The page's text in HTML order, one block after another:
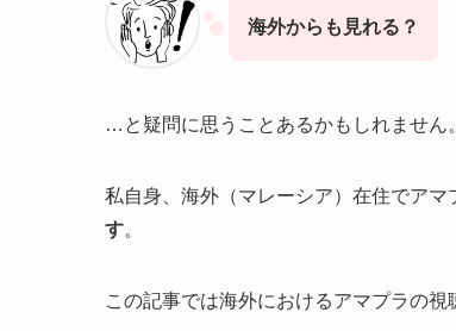
海外からも見れる？
…と疑問に思うことあるかもしれません。
私自身、海外（マレーシア）在住でアマ
す。
この記事では海外におけるアマプラの